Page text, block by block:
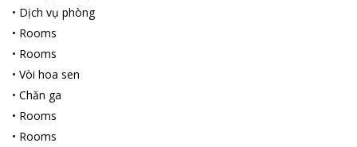
• Dịch vụ phòng
• Rooms
• Rooms
• Vòi hoa sen
• Chăn ga
• Rooms
• Rooms